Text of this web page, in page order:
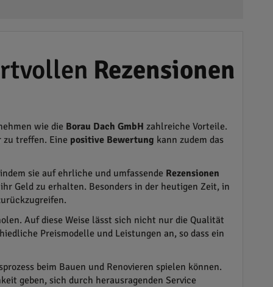
Rezensionen
wie die Borau Dach GmbH zahlreiche Vorteile.
zu treffen. Eine positive Bewertung kann zudem das
sie auf ehrliche und umfassende Rezensionen
Geld zu erhalten. Besonders in der heutigen Zeit, in
Auf diese Weise lässt sich nicht nur die Qualität
Preismodelle und Leistungen an, so dass ein
beim Bauen und Renovieren spielen können.
geben, sich durch herausragenden Service